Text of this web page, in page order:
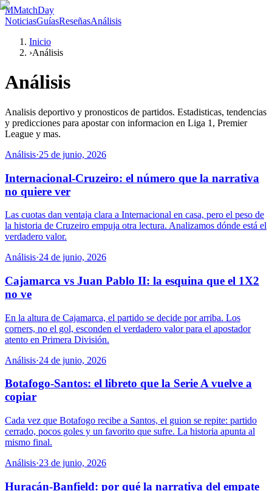
MMatchDay
NoticiasGuíasReseñasAnálisis
Inicio
›Análisis
Análisis
Analisis deportivo y pronosticos de partidos. Estadisticas, tendencias
y predicciones para apostar con informacion en Liga 1, Premier
League y mas.
Análisis·25 de junio, 2026
Internacional-Cruzeiro: el número que la narrativa
no quiere ver
Las cuotas dan ventaja clara a Internacional en casa, pero el peso de
la historia de Cruzeiro empuja otra lectura. Analizamos dónde está el
verdadero valor.
Análisis·24 de junio, 2026
Cajamarca vs Juan Pablo II: la esquina que el 1X2
no ve
En la altura de Cajamarca, el partido se decide por arriba. Los
corners, no el gol, esconden el verdadero valor para el apostador
atento en Primera División.
Análisis·24 de junio, 2026
Botafogo-Santos: el libreto que la Serie A vuelve a
copiar
Cada vez que Botafogo recibe a Santos, el guion se repite: partido
cerrado, pocos goles y un favorito que sufre. La historia apunta al
mismo final.
Análisis·23 de junio, 2026
Huracán-Banfield: por qué la narrativa del empate